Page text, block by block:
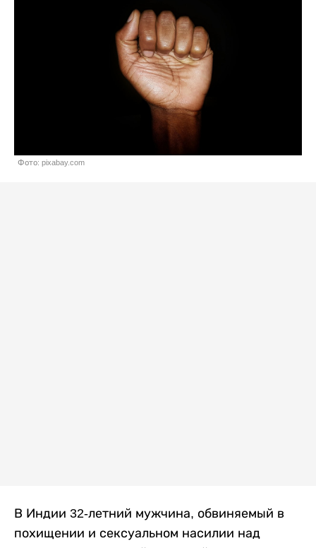
Фото: pixabay.com
В Индии 32-летний мужчина, обвиняемый в
похищении и сексуальном насилии над